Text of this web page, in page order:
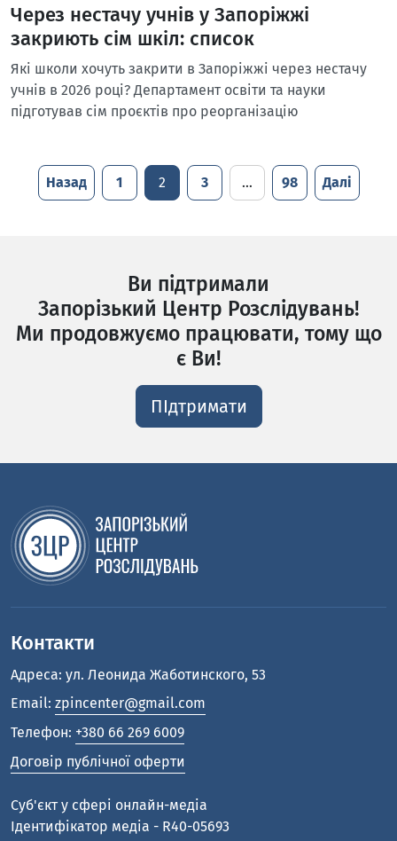
Через нестачу учнів у Запоріжжі
закриють сім шкіл: список
Які школи хочуть закрити в Запоріжжі через нестачу
учнів в 2026 році? Департамент освіти та науки
підготував сім проєктів про реорганізацію
Назад 1 2 3 … 98 Далі
Ви підтримали
Запорізький Центр Розслідувань!
Ми продовжуємо працювати, тому що
є Ви!
ПІдтримати
Контакти
Адреса: ул. Леонида Жаботинского, 53
Email: zpincenter@gmail.com
Телефон: +380 66 269 6009
Договір публічної оферти
Cуб'єкт у сфері онлайн-медіа
Ідентифікатор медіа - R40-05693